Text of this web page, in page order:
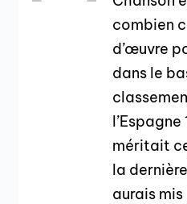
combien
d’œuvre
dans le
l’Espagne
méritait
la
aurais